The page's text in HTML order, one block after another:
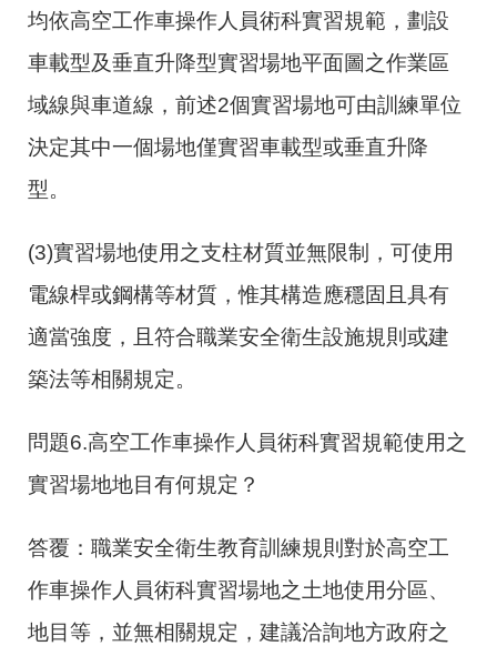
均依高空工作車操作人員術科實習規範，劃設
車載型及垂直升降型實習場地平面圖之作業區
域線與車道線，前述2個實習場地可由訓練單位
決定其中一個場地僅實習車載型或垂直升降
型。
(3)實習場地使用之支柱材質並無限制，可使用
電線桿或鋼構等材質，惟其構造應穩固且具有
適當強度，且符合職業安全衛生設施規則或建
築法等相關規定。
問題6.高空工作車操作人員術科實習規範使用之
實習場地地目有何規定？
答覆：職業安全衛生教育訓練規則對於高空工
作車操作人員術科實習場地之土地使用分區、
地目等，並無相關規定，建議洽詢地方政府之